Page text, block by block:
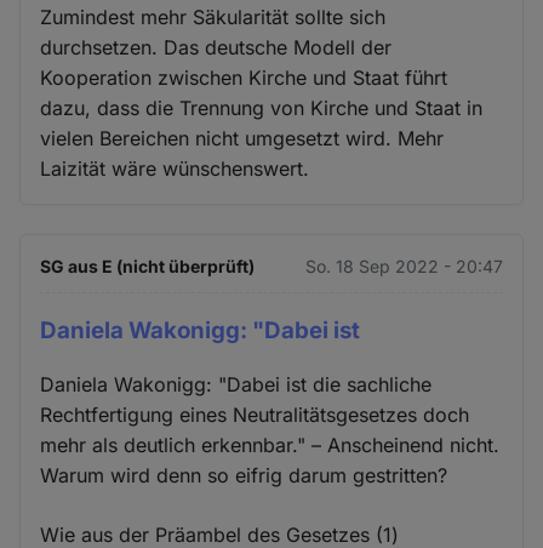
Zumindest mehr Säkularität sollte sich
durchsetzen. Das deutsche Modell der
Kooperation zwischen Kirche und Staat führt
dazu, dass die Trennung von Kirche und Staat in
vielen Bereichen nicht umgesetzt wird. Mehr
Laizität wäre wünschenswert.
SG aus E (nicht überprüft) So. 18 Sep 2022 - 20:47
Daniela Wakonigg: "Dabei ist
Daniela Wakonigg: "Dabei ist die sachliche
Rechtfertigung eines Neutralitätsgesetzes doch
mehr als deutlich erkennbar." – Anscheinend nicht.
Warum wird denn so eifrig darum gestritten?
Wie aus der Präambel des Gesetzes (1)